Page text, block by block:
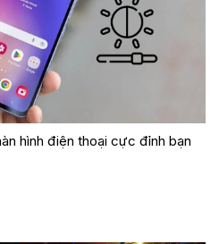
hình điện thoại cực đỉnh bạn